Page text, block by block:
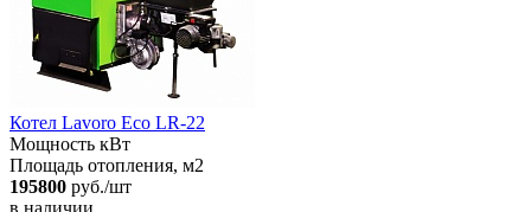
Котел Lavoro Eco LR-22
Мощность кВт
Площадь отопления, м2
195800 руб./шт
в наличии